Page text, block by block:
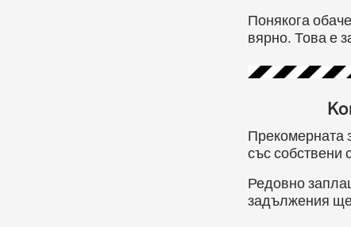
Понякога
вярно. Това е
Прекомерната
със собствени
Редовно
задължения ще